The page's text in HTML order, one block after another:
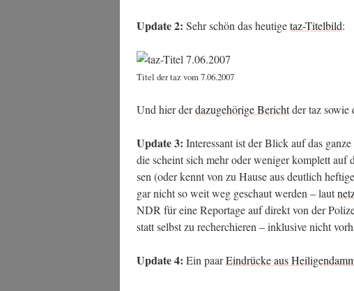
Update 2: Sehr schön das heu­ti­getaz-Titel­bild:
Titel der taz vom 7.06.2007
Und hier derdazu­ge­hö­ri­ge Berichtder taz sowie
Update 3: Inter­es­sant ist der Blick auf das
die scheint sich mehr oder weni­ger kom­plett
sen (oder kennt von zu Hau­se aus deut­lich
gar nicht so weit weg geschaut wer­den – laut
NDR für eine Repor­ta­ge auf direkt von der
statt selbst zu recher­chie­ren – inklu­si­ve nicht
Update 4: Ein paarEin­drü­cke aus